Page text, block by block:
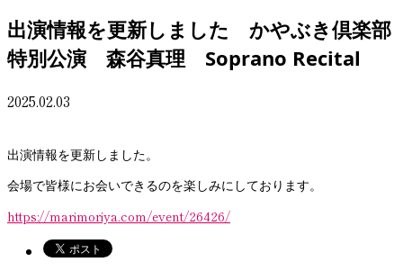
出演情報を更新しました かやぶき倶楽部
特別公演 森谷真理 Soprano Recital
2025.02.03
出演情報を更新しました。
会場で皆様にお会いできるのを楽しみにしております。
https://marimoriya.com/event/26426/